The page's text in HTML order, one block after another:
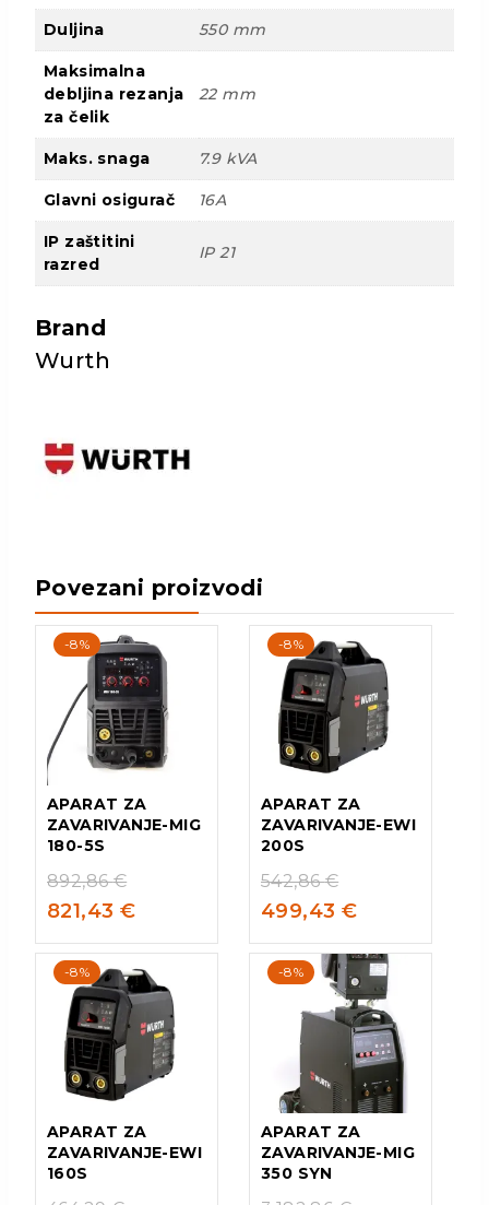
Duljina 550 mm
Maksimalna
debljina rezanja
za čelik
22 mm
Maks. snaga 7.9 kVA
Glavni osigurač 16A
IP zaštitini
razred
IP 21
Brand
Wurth
Povezani proizvodi
-8%
APARAT ZA
ZAVARIVANJE-MIG
180-5S
892,86€
821,43 €
-8%
APARAT ZA
ZAVARIVANJE-EWI
200S
542,86€
499,43 €
-8%
APARAT ZA
ZAVARIVANJE-EWI
160S
-8%
APARAT ZA
ZAVARIVANJE-MIG
350 SYN